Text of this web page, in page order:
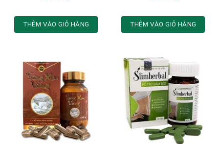
THÊM VÀO GIỎ HÀNG THÊM VÀO GIỎ HÀNG